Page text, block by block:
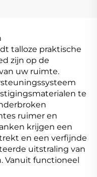
talloze praktische
zijn op de
uw ruimte.
te
ruimer en
krijgen een
en een verfijnde
uitstraling van
Vanuit functioneel